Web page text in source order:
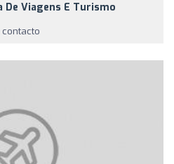
De Viagens E Turismo